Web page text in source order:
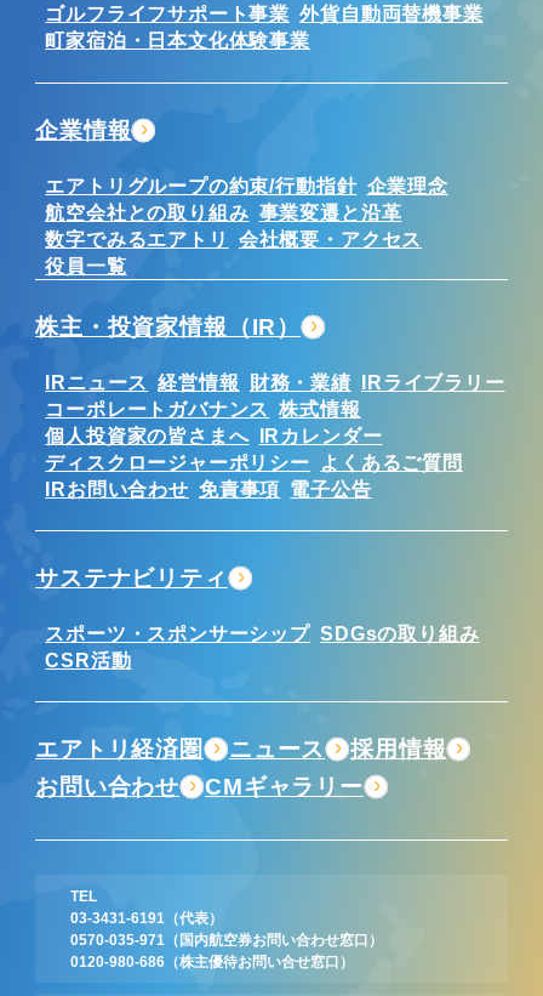
TEL
03-3431-6191
（代表）
0570-035-971
（国内航空券お問い合わせ窓口）
0120-980-686 （株主優待お問い合せ窓口）
ゴルフライフサポート事業 外貨自動両替機事業
町家宿泊・日本文化体験事業
企業情報
エアトリグループの約束/行動指針 企業理念
航空会社との取り組み 事業変遷と沿革
数字でみるエアトリ
会社概要・アクセス
役員一覧
株主・投資家情報（IR）
IRニュース 経営情報 財務・業績 IRライブラリー
コーポレートガバナンス
株式情報
個人投資家の皆さまへ IRカレンダー
ディスクロージャーポリシー
よくあるご質問
IRお問い合わせ 免責事項 電子公告
サステナビリティ
スポーツ・スポンサーシップ SDGsの取り組み
CSR活動
エアトリ経済圏 ニュース
採用情報
お問い合わせ
CMギャラリー